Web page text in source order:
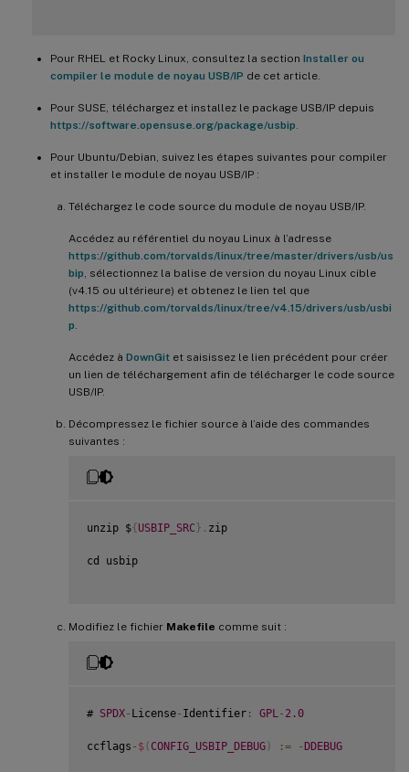
Pour RHEL et Rocky Linux, consultez la section Installer ou
compiler le module de noyau USB/IP de cet article.
Pour SUSE, téléchargez et installez le package USB/IP depuis
https://software.opensuse.org/package/usbip
Pour Ubuntu/Debian, suivez les étapes suivantes pour compiler
et installer le module de noyau USB/IP :
Téléchargez le code source du module de noyau USB/IP.
Accédez au référentiel du noyau Linux à l’adresse
https://github.com/torvalds/linux/tree/master/drivers/usb/us
bip , sélectionnez la balise de version du noyau Linux cible
(v4.15 ou ultérieure) et obtenez le lien tel que
https://github.com/torvalds/linux/tree/v4.15/drivers/usb/usbi
p
Accédez à DownGit et saisissez le lien précédent pour créer
un lien de téléchargement afin de télécharger le code source
USB/IP.
Décompressez le fichier source à l’aide des commandes
suivantes :
unzip ${USBIP_SRC} . zip
cd usbip
Modifiez le fichier Makefile comme suit :
# SPDX- License- Identifier : GPL - 2.0
ccflags - $ ( CONFIG_USBIP_DEBUG) := -DDEBUG